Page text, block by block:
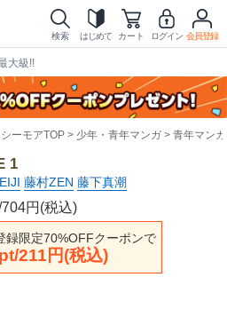
検索 はじめて カート ログイン 会員登録
大級!!
ーモアTOP 少年・青年マンガ 青年マンガ
1
藤村ZEN 藤下真潮
円(税込)
録限定70%OFFクーポンで
211円(税込)